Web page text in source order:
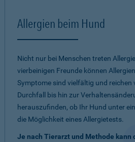
Allergien beim Hund
Nicht nur bei Menschen treten
vierbeinigen Freunde können
Symptome sind vielfältig und reichen
Durchfall bis hin zur
herauszufinden, ob Ihr Hund unter
die Möglichkeit eines Allergietests.
Je nach Tierarzt und Methode kann